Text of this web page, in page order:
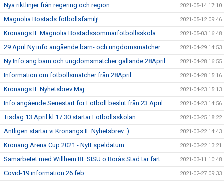
Nya riktlinjer från regering och region 2021-05-14 17:10
Magnolia Bostads fotbollsfamilj! 2021-05-12 09:46
Kronängs IF Magnolia Bostadssommarfotbollsskola 2021-05-03 16:48
29 April Ny info angående barn- och ungdomsmatcher 2021-04-29 14:53
Ny Info ang barn och ungdomsmatcher gällande 28April 2021-04-28 16:55
Information om fotbollsmatcher från 28April 2021-04-28 15:16
Kronängs IF Nyhetsbrev Maj 2021-04-23 15:13
Info angående Seriestart för Fotboll beslut från 23 April 2021-04-23 14:56
Tisdag 13 April kl 17:30 startar Fotbollsskolan 2021-03-25 18:22
Äntligen startar vi Kronängs IF Nyhetsbrev :) 2021-03-22 14:43
Kronäng Arena Cup 2021 - Nytt speldatum 2021-03-22 13:21
Samarbetet med Willhem RF SISU o Borås Stad tar fart 2021-03-11 10:48
Covid-19 information 26 feb 2021-02-27 09:33